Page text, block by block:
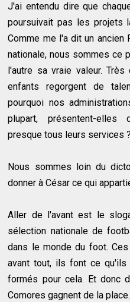
J'ai entendu dire que
poursuivait pas les projets
Comme me l'a dit un
nationale, nous sommes ce
l'autre sa vraie valeur.
enfants regorgent de
pourquoi nos
plupart, présentent-
presque tous leurs services ?
Nous sommes loin du
donner à César ce qui
Aller de l'avant est le
sélection nationale de
dans le monde du foot.
avant tout, ils font ce
formés pour cela. Et donc
Comores gagnent de la place.